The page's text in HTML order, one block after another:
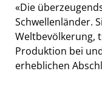
«Die
Schwellenländer.
Weltbevölkerung,
Produktion bei
erheblichen